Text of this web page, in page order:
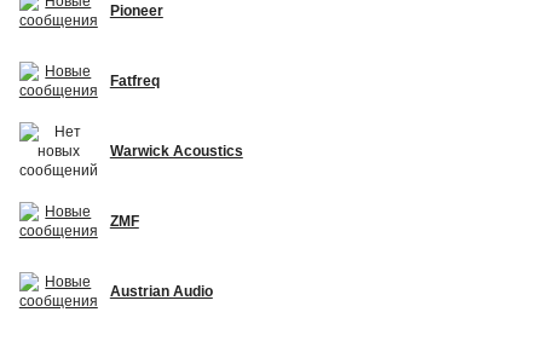
Pioneer
Fatfreq
Warwick Acoustics
ZMF
Austrian Audio